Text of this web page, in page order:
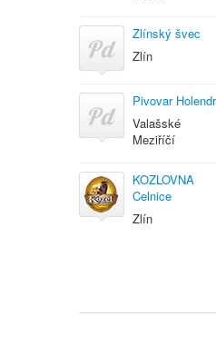
Zlínský švec
Zlín
Pivovar Holendr
Valašské
Meziříčí
KOZLOVNA
Celnice
Zlín